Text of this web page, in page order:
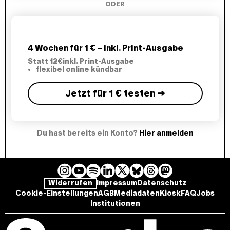
ODER
4 Wochen für 1 € – inkl. Print-Ausgabe
Statt12€inkl. Print-Ausgabe
flexibel online kündbar
Jetzt für 1 € testen →
Du hast bereits ein Konto? Hier anmelden
I
n
s
t
Y
o
u
T
S
p
o
t
L
i
n
k
B
l
u
e
T
h
r
e
a
M
a
s
t
Widerrufen ImpressumDatenschutz
Cookie-EinstellungenAGBMediadaten KioskFAQJobs
Institutionen